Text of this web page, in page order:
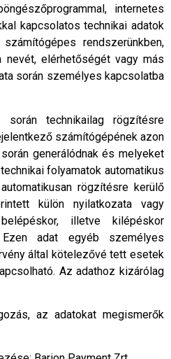
internetes
kapcsolatos technikai adatok
rendszerünkben,
nevét, elérhetőségét vagy más
során személyes kapcsolatba
technikailag rögzítésre
számítógépének azon
generálódnak és melyeket
folyamatok automatikus
rögzítésre kerülő
külön nyilatkozata vagy
illetve kilépéskor
Ezen adat egyéb személyes
által kötelezővé tett esetek
Az adathoz kizárólag
az adatokat megismerők